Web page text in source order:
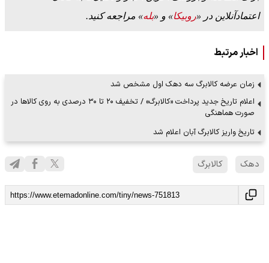
اعتمادآنلاین در «روبیکا» و «بله» مراجعه کنید.
اخبار مرتبط
زمان عرضه‌ کالابرگ سه دهک اول مشخص شد
اعلام تاریخ جدید پرداخت «کالابرگ» / تخفیف ۲۰ تا ۳۰ درصدی به روی کالاها در
صورت هماهنگی
تاریخ واریز کالابرگ آبان اعلام شد
دهک کالابرگ